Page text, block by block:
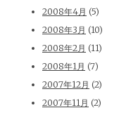
2008年4月 (5)
2008年3月 (10)
2008年2月 (11)
2008年1月 (7)
2007年12月 (2)
2007年11月 (2)